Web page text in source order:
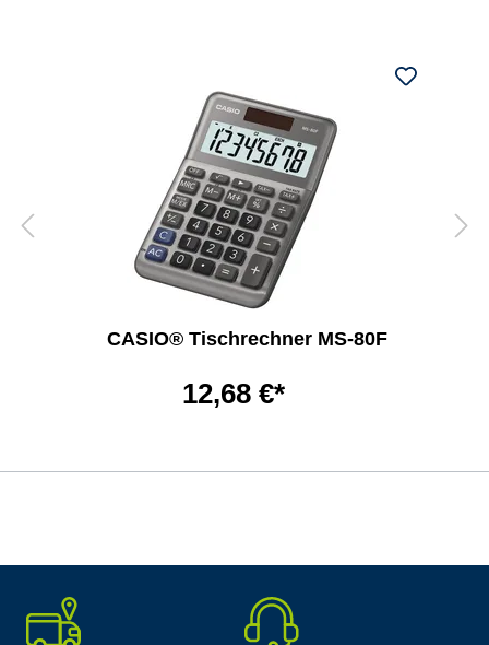
CASIO® Tischrechner MS-80F
12,68 €*